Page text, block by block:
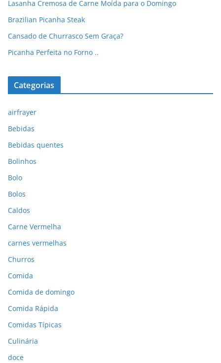
Lasanha Cremosa de Carne Moída para o Domingo
Brazilian Picanha Steak
Cansado de Churrasco Sem Graça?
Picanha Perfeita no Forno ..
Categorias
airfrayer
Bebidas
Bebidas quentes
Bolinhos
Bolo
Bolos
Caldos
Carne Vermelha
carnes vermelhas
Churros
Comida
Comida de domingo
Comida Rápida
Comidas Típicas
Culinária
doce